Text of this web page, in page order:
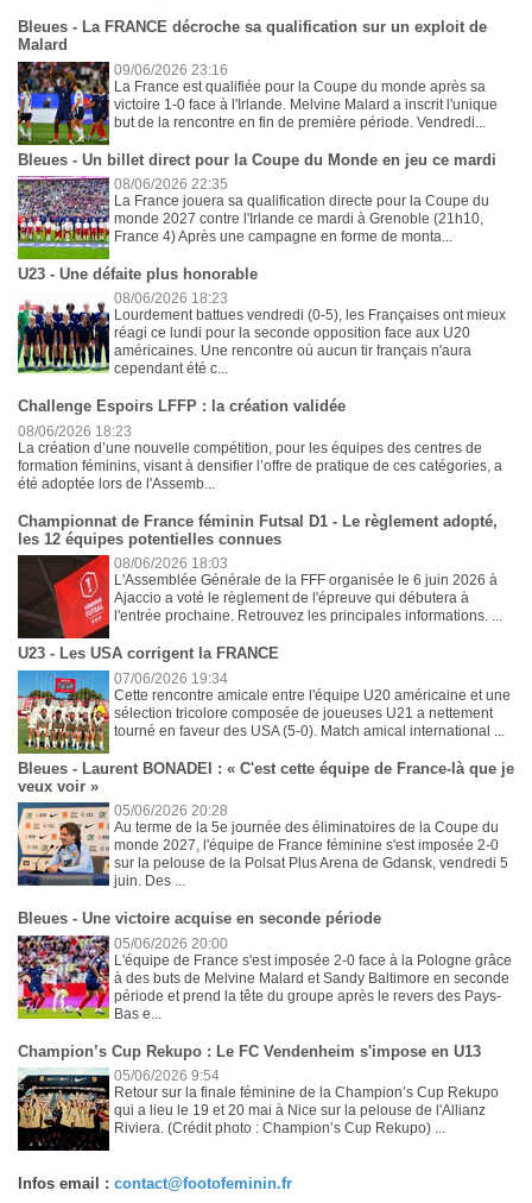
Bleues - La FRANCE décroche sa qualification sur un exploit de
Malard
09/06/2026 23:16
La France est qualifiée pour la Coupe du monde après sa
victoire 1-0 face à l'Irlande. Melvine Malard a inscrit l'unique
but de la rencontre en fin de première période. Vendredi...
Bleues - Un billet direct pour la Coupe du Monde en jeu ce mardi
08/06/2026 22:35
La France jouera sa qualification directe pour la Coupe du
monde 2027 contre l'Irlande ce mardi à Grenoble (21h10,
France 4) Après une campagne en forme de monta...
U23 - Une défaite plus honorable
08/06/2026 18:23
Lourdement battues vendredi (0-5), les Françaises ont mieux
réagi ce lundi pour la seconde opposition face aux U20
américaines. Une rencontre où aucun tir français n'aura
cependant été c...
Challenge Espoirs LFFP : la création validée
08/06/2026 18:23
La création d’une nouvelle compétition, pour les équipes des centres de
formation féminins, visant à densifier l’offre de pratique de ces catégories, a
été adoptée lors de l'Assemb...
Championnat de France féminin Futsal D1 - Le règlement adopté,
les 12 équipes potentielles connues
08/06/2026 18:03
L'Assemblée Générale de la FFF organisée le 6 juin 2026 à
Ajaccio a voté le règlement de l'épreuve qui débutera à
l'entrée prochaine. Retrouvez les principales informations. ...
U23 - Les USA corrigent la FRANCE
07/06/2026 19:34
Cette rencontre amicale entre l'équipe U20 américaine et une
sélection tricolore composée de joueuses U21 a nettement
tourné en faveur des USA (5-0). Match amical international ...
Bleues - Laurent BONADEI : « C'est cette équipe de France-là que je
veux voir »
05/06/2026 20:28
Au terme de la 5e journée des éliminatoires de la Coupe du
monde 2027, l'équipe de France féminine s'est imposée 2-0
sur la pelouse de la Polsat Plus Arena de Gdansk, vendredi 5
juin. Des ...
Bleues - Une victoire acquise en seconde période
05/06/2026 20:00
L'équipe de France s'est imposée 2-0 face à la Pologne grâce
à des buts de Melvine Malard et Sandy Baltimore en seconde
période et prend la tête du groupe après le revers des Pays-
Bas e...
Champion’s Cup Rekupo : Le FC Vendenheim s'impose en U13
05/06/2026 9:54
Retour sur la finale féminine de la Champion’s Cup Rekupo
qui a lieu le 19 et 20 mai à Nice sur la pelouse de l'Allianz
Riviera. (Crédit photo : Champion’s Cup Rekupo) ...
Infos email : contact@footofeminin.fr